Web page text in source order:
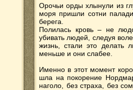
Орочьи орды хлынули из
моря пришли сотни
берега.
Полилась кровь – не
убивать людей, следуя
жизнь, стали это делать
меньше и они слабее.
Именно в этот момент
шла на покорение
наголо, без страха, без